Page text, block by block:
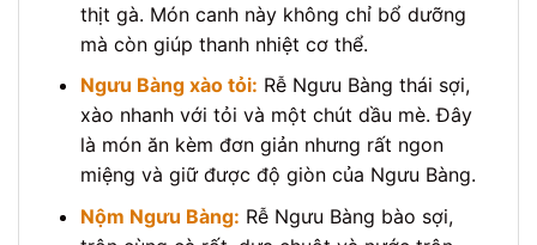
thịt gà. Món canh này không chỉ bổ dưỡng
mà còn giúp thanh nhiệt cơ thể.
Ngưu Bàng xào tỏi: Rễ Ngưu Bàng thái sợi,
xào nhanh với tỏi và một chút dầu mè. Đây
là món ăn kèm đơn giản nhưng rất ngon
miệng và giữ được độ giòn của Ngưu Bàng.
Nộm Ngưu Bàng: Rễ Ngưu Bàng bào sợi,